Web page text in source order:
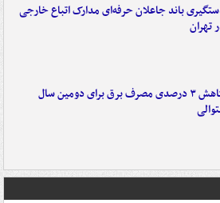
باند جاعلان حرفه‌ای مدارک اتباع خارجی
تهران
کاهش ۳ درصدی مصرف برق برای دومین سال